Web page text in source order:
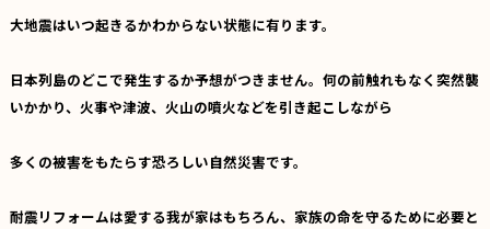
大地震はいつ起きるかわからない状態に有ります。
日本列島のどこで発生するか予想がつきません。何の前触れもなく突然襲
いかかり、火事や津波、火山の噴火などを引き起こしながら
多くの被害をもたらす恐ろしい自然災害です。
耐震リフォームは愛する我が家はもちろん、家族の命を守るために必要と